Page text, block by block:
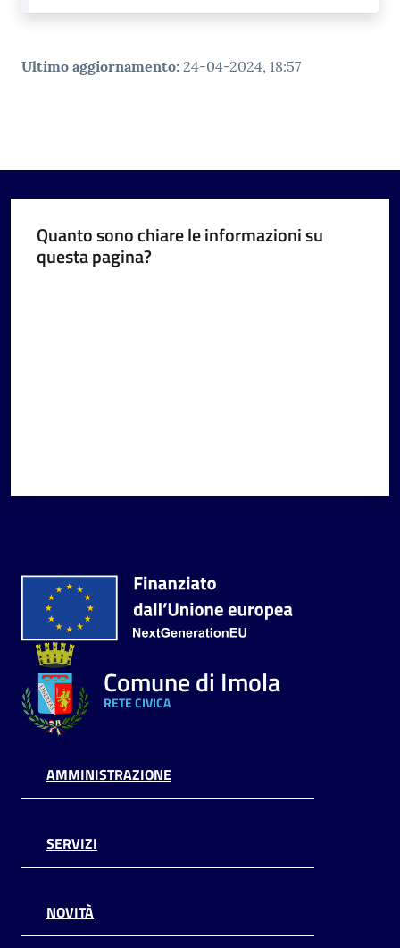
Ultimo aggiornamento: 24-04-2024, 18:57
Quanto sono chiare le informazioni su
questa pagina?
Comune di Imola
RETE CIVICA
AMMINISTRAZIONE
SERVIZI
NOVITÀ